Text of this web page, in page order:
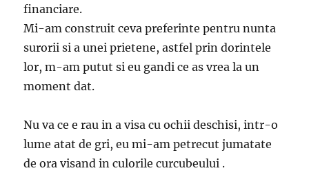
financiare.
Mi-am construit ceva preferinte pentru nunta
surorii si a unei prietene, astfel prin dorintele
lor, m-am putut si eu gandi ce as vrea la un
moment dat.
Nu va ce e rau in a visa cu ochii deschisi, intr-o
lume atat de gri, eu mi-am petrecut jumatate
de ora visand in culorile curcubeului .